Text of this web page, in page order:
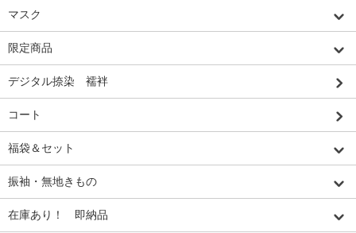
マスク
限定商品
デジタル捺染 襦袢
コート
福袋＆セット
振袖・無地きもの
在庫あり！ 即納品